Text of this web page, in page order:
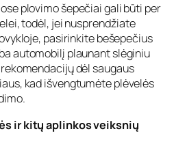
plovimo šepečiai gali būti per
todėl, jei nusprendžiate
pasirinkite bešepečius
automobilį plaunant slėginiu
dėl saugaus
kad išvengtumėte plėvelės
ir kitų aplinkos veiksnių